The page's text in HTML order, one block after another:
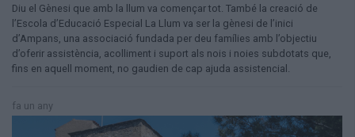
Diu el Gènesi que amb la llum va començar tot. També la creació de
l’Escola d’Educació Especial La Llum va ser la gènesi de l’inici
d’Ampans, una associació fundada per deu famílies amb l’objectiu
d’oferir assistència, acolliment i suport als nois i noies subdotats que,
fins en aquell moment, no gaudien de cap ajuda assistencial.
fa un any